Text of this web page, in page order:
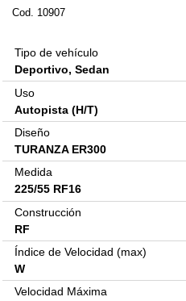
Cod. 10907
Tipo de vehículo
Deportivo, Sedan
Uso
Autopista (H/T)
Diseño
TURANZA ER300
Medida
225/55 RF16
Construcción
RF
Índice de Velocidad (max)
W
Velocidad Máxima